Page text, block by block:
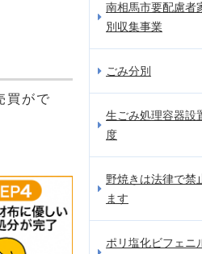
買がで
南相馬市要配慮者
別収集事業
ごみ分別
生ごみ処理容器設
度
野焼きは法律で禁
ます
ポリ塩化ビフェニ